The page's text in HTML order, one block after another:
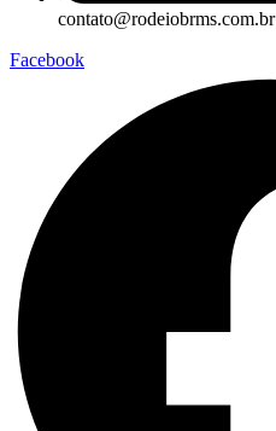
contato@rodeiobrms.com.br
Facebook